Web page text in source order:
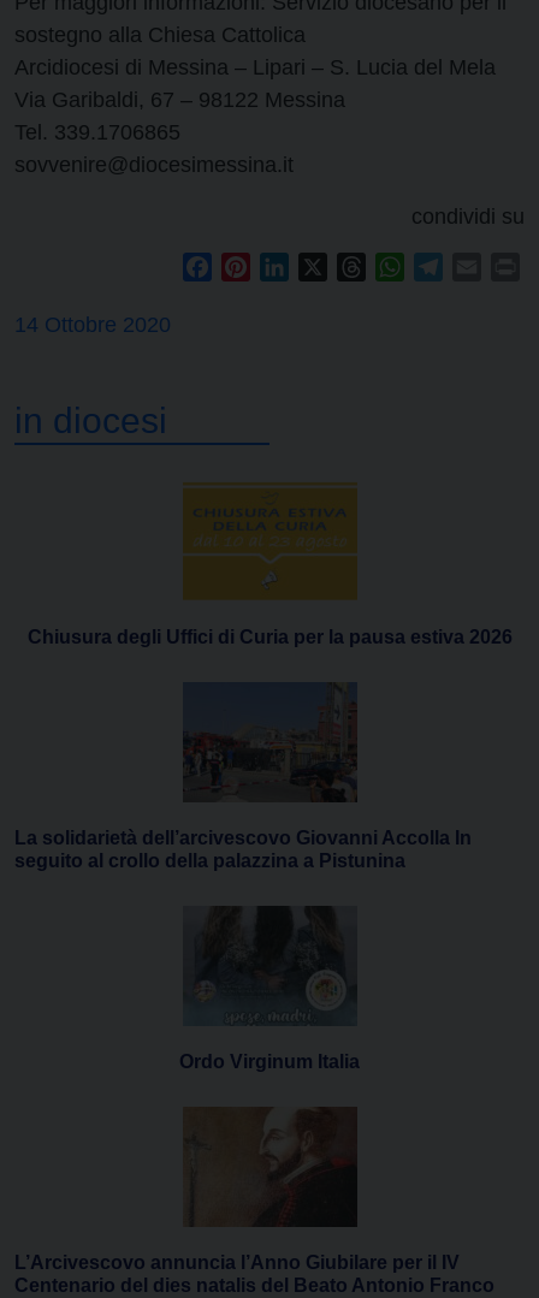
sostegno alla Chiesa Cattolica
Arcidiocesi di Messina – Lipari – S. Lucia del Mela
Via Garibaldi, 67 – 98122 Messina
Tel. 339.1706865
sovvenire@diocesimessina.it
condividi su
FacebookPinterestLinkedIn ThreadsWhatsApp
14 Ottobre 2020
in diocesi
Chiusura degli Uffici di Curia per la pausa estiva 2026
La solidarietà dell’arcivescovo Giovanni Accolla In
seguito al crollo della palazzina a Pistunina
Ordo Virginum Italia
L’Arcivescovo annuncia l’Anno Giubilare per il IV
Centenario del dies natalis del Beato Antonio Franco